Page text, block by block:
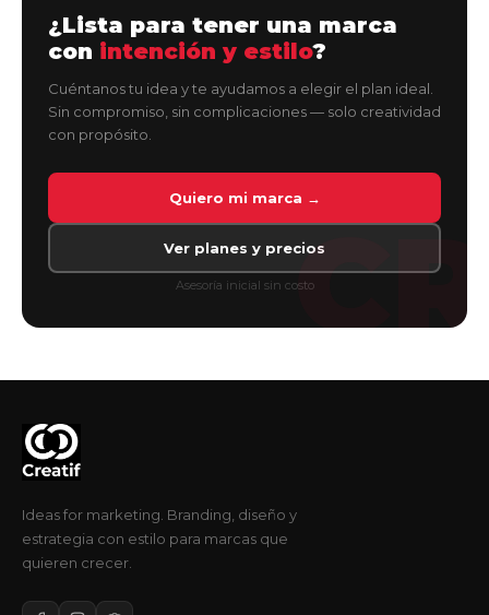
CR
¿Lista para tener una marca
con intención y estilo?
Cuéntanos tu idea y te ayudamos a elegir el plan ideal.
Sin compromiso, sin complicaciones — solo creatividad
con propósito.
Quiero mi marca →
Ver planes y precios
Asesoría inicial sin costo
Ideas for marketing. Branding, diseño y
estrategia con estilo para marcas que
quieren crecer.